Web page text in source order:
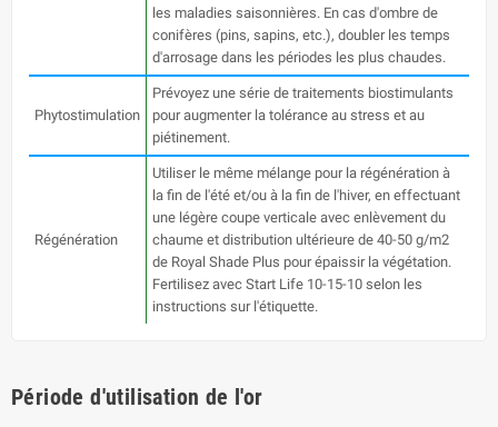
les maladies saisonnières. En cas d'ombre de
conifères (pins, sapins, etc.), doubler les temps
d'arrosage dans les périodes les plus chaudes.
Phytostimulation
Prévoyez une série de traitements biostimulants
pour augmenter la tolérance au stress et au
piétinement.
Régénération
Utiliser le même mélange pour la régénération à
la fin de l'été et/ou à la fin de l'hiver, en effectuant
une légère coupe verticale avec enlèvement du
chaume et distribution ultérieure de 40-50 g/m2
de Royal Shade Plus pour épaissir la végétation.
Fertilisez avec Start Life 10-15-10 selon les
instructions sur l'étiquette.
Période d'utilisation de l'or